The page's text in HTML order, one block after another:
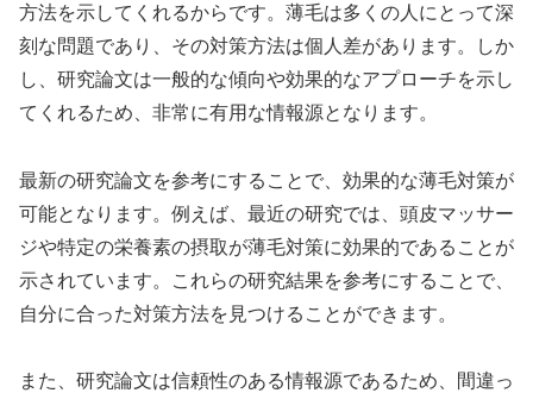
方法を示してくれるからです。薄毛は多くの人にとって深
刻な問題であり、その対策方法は個人差があります。しか
し、研究論文は一般的な傾向や効果的なアプローチを示し
てくれるため、非常に有用な情報源となります。
最新の研究論文を参考にすることで、効果的な薄毛対策が
可能となります。例えば、最近の研究では、頭皮マッサー
ジや特定の栄養素の摂取が薄毛対策に効果的であることが
示されています。これらの研究結果を参考にすることで、
自分に合った対策方法を見つけることができます。
また、研究論文は信頼性のある情報源であるため、間違っ